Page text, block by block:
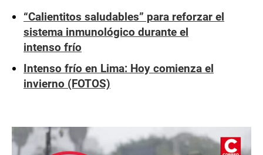
“Calientitos saludables” para reforzar el
sistema inmunológico durante el
intenso frío
Intenso frío en Lima: Hoy comienza el
invierno (FOTOS)